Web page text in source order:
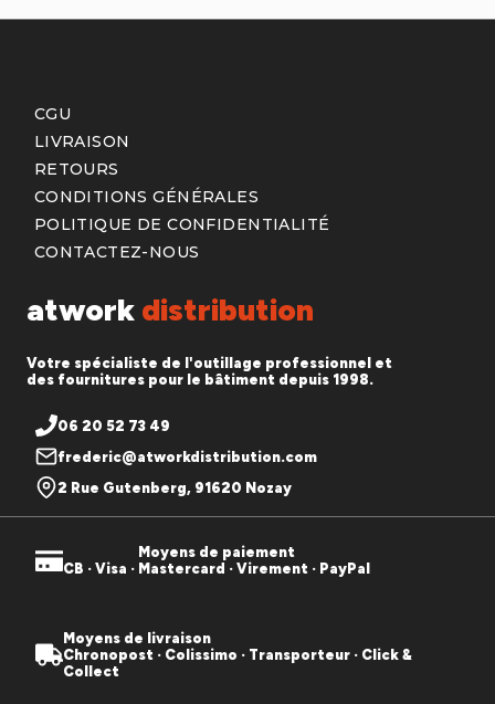
atwork distribution
Votre spécialiste de l'outillage professionnel et
des fournitures pour le bâtiment depuis 1998.
06 20 52 73 49
frederic@atworkdistribution.com
2 Rue Gutenberg, 91620 Nozay
CGU
LIVRAISON
RETOURS
CONDITIONS GÉNÉRALES
POLITIQUE DE CONFIDENTIALITÉ
CONTACTEZ-NOUS
Moyens de paiement
CB · Visa · Mastercard · Virement · PayPal
Moyens de livraison
Chronopost · Colissimo · Transporteur · Click &
Collect